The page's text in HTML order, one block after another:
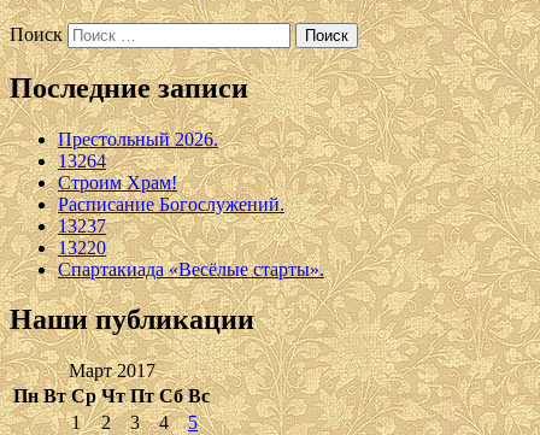
Поиск
Последние записи
Престольный 2026.
13264
Строим Храм!
Расписание Богослужений.
13237
13220
Спартакиада «Весёлые старты».
Наши публикации
Март 2017
Пн Вт Ср Чт Пт Сб Вс
1
2 3 4 5